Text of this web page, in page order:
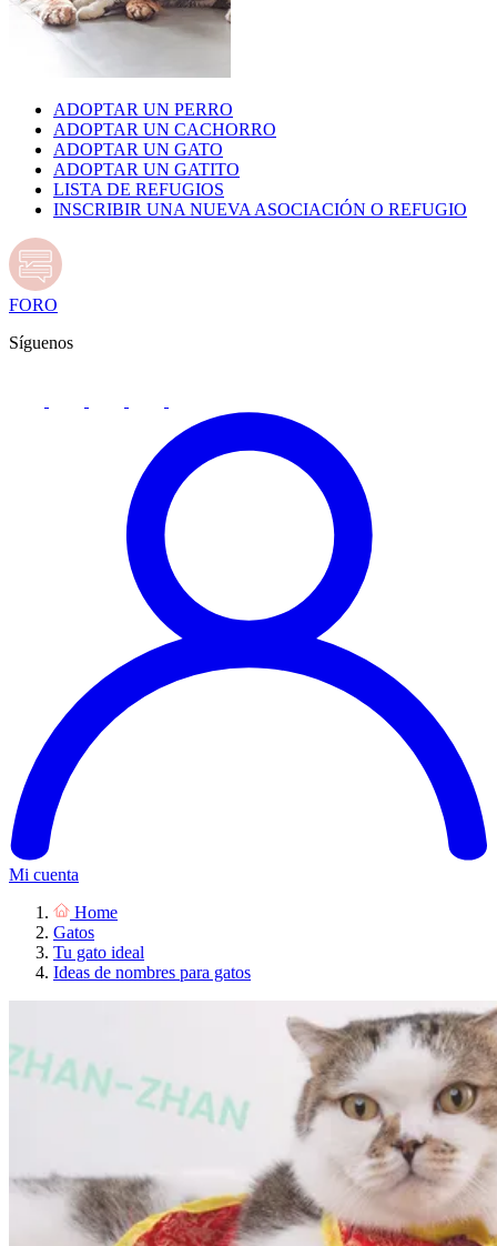
ADOPTAR UN PERRO
ADOPTAR UN CACHORRO
ADOPTAR UN GATO
ADOPTAR UN GATITO
LISTA DE REFUGIOS
INSCRIBIR UNA NUEVA ASOCIACIÓN O REFUGIO
FORO
Síguenos
Mi cuenta
Home
Gatos
Tu gato ideal
Ideas de nombres para gatos